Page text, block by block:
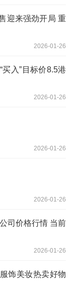
迎来强劲开局 重
2026-01-26
入”目标价8.5港
2026-01-26
2026-01-26
2026-01-26
司价格行情 当前
2026-01-26
饰美妆热卖好物